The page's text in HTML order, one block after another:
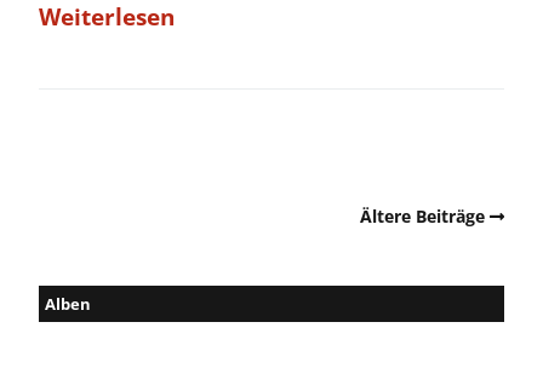
Weiterlesen
Ältere Beiträge
Alben